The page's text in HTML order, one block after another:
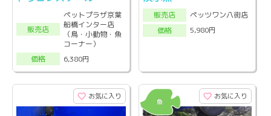
販売店
ペットプラザ京葉
船橋インター店
（鳥・小動物・魚
コーナー）
価格
6,380円
販売店
ペッツワン八街店
価格
5,980円
お気に入り お気に入り